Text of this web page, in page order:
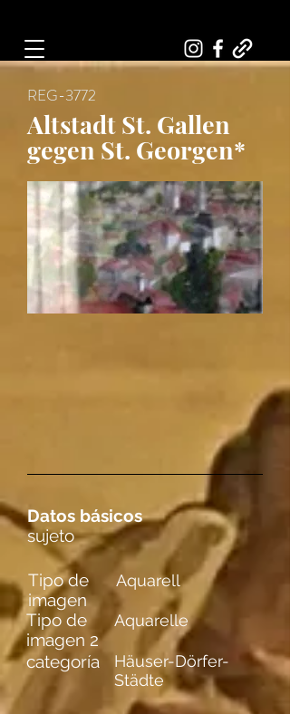
REG-3772
Altstadt St. Gallen
gegen St. Georgen*
Datos básicos
Tipo de
imagen
Aquarell
Tipo de
imagen 2
Aquarelle
categoría
Häuser-Dörfer-
Städte
sujeto